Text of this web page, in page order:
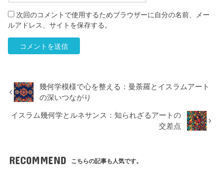
次回のコメントで使用するためブラウザーに自分の名前、メー
ルアドレス、サイトを保存する。
幾何学模様で心を整える：曼荼羅とイスラムアート
の深いつながり
イスラム幾何学とルネサンス：知られざるアートの
交差点
RECOMMEND こちらの記事も人気です。